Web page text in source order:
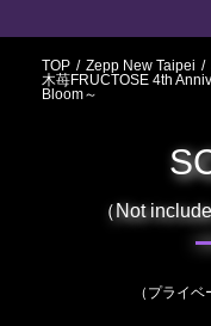
TOP Zepp New Taipei
木苺FRUCTOSE 4th
Bloom～
（Not
（プライ